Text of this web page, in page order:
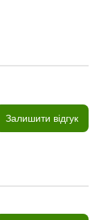
Залишити відгук